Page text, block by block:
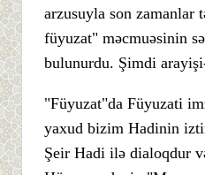
arzusuyla son zamanlar
füyuzat" məcmuəsinin
bulunurdu. Şimdi
"Füyuzat"da Füyuzati
yaxud bizim Hadinin
Şeir Hadi ilə dialoqdur